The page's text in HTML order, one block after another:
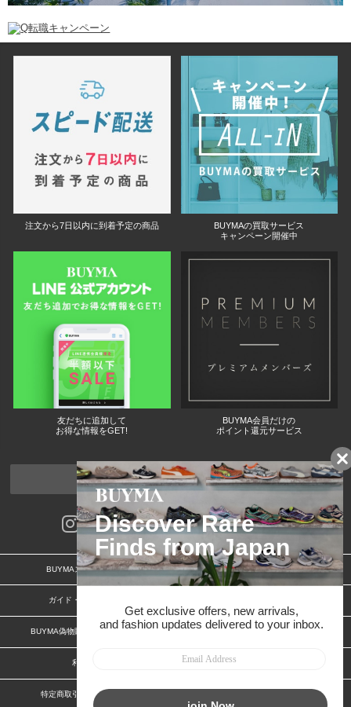
注文から7日以内に到着予定の商品
BUYMAの買取サービス
キャンペーン開催中
友だちに追加して
お得な情報をGET!
BUYMA会員だけの
ポイント還元サービス
ページトップへ
BUYMAスタートガイド 安心への取り組み
ガイド・お問い合わせ
BUYMA偽物販売防止の取り組み BUYMA CARD
利用規約
特定商取引法に関する表記